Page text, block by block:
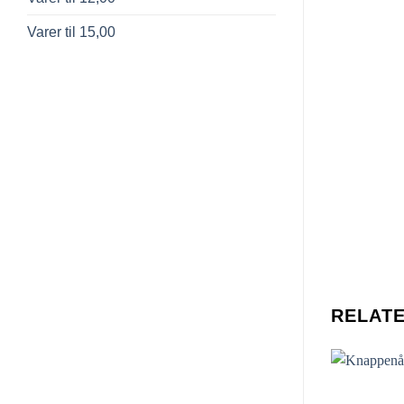
Varer til 15,00